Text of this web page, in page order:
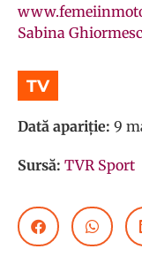
Sabina
TV
Dată apariție: 9
Sursă: TVR Sport